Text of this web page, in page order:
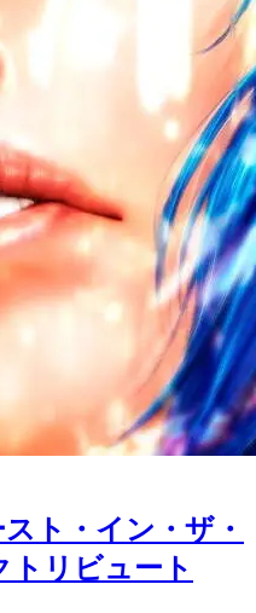
ト・イン・ザ・
リビュート